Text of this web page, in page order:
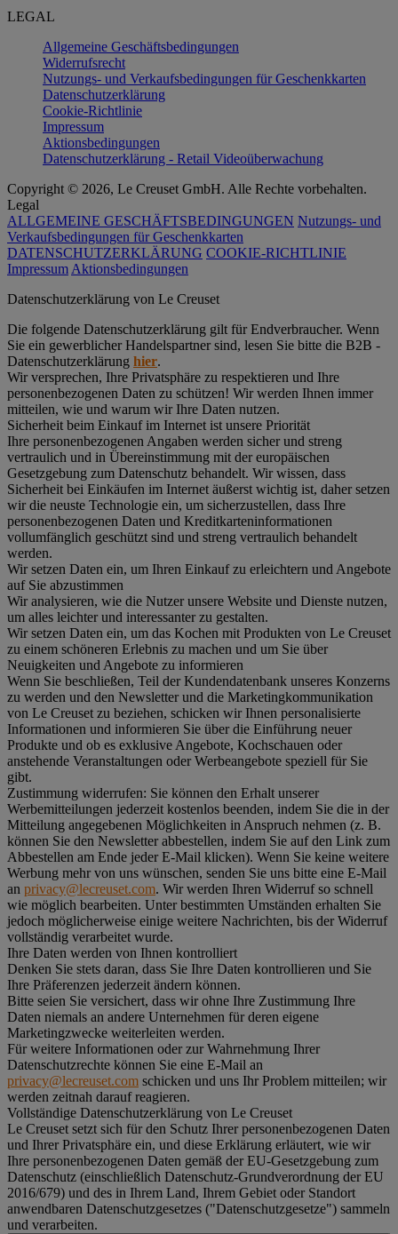
LEGAL
Allgemeine Geschäftsbedingungen
Widerrufsrecht
Nutzungs- und Verkaufsbedingungen für Geschenkkarten
Datenschutzerklärung
Cookie-Richtlinie
Impressum
Aktionsbedingungen
Datenschutzerklärung - Retail Videoüberwachung
Copyright © 2026, Le Creuset GmbH. Alle Rechte vorbehalten.
Legal
ALLGEMEINE GESCHÄFTSBEDINGUNGEN Nutzungs- und
Verkaufsbedingungen für Geschenkkarten
DATENSCHUTZERKLÄRUNG COOKIE-RICHTLINIE
Impressum Aktionsbedingungen
Datenschutz­erklärung von Le Creuset
Die folgende Datenschutzerklärung gilt für Endverbraucher. Wenn
Sie ein gewerblicher Handelspartner sind, lesen Sie bitte die B2B -
Datenschutzerklärung hier.
Wir versprechen, Ihre Privatsphäre zu respektieren und Ihre
personenbezogenen Daten zu schützen! Wir werden Ihnen immer
mitteilen, wie und warum wir Ihre Daten nutzen.
Sicherheit beim Einkauf im Internet ist unsere Priorität
Ihre personenbezogenen Angaben werden sicher und streng
vertraulich und in Übereinstimmung mit der europäischen
Gesetzgebung zum Datenschutz behandelt. Wir wissen, dass
Sicherheit bei Einkäufen im Internet äußerst wichtig ist, daher setzen
wir die neuste Technologie ein, um sicherzustellen, dass Ihre
personenbezogenen Daten und Kreditkarteninformationen
vollumfänglich geschützt sind und streng vertraulich behandelt
werden.
Wir setzen Daten ein, um Ihren Einkauf zu erleichtern und Angebote
auf Sie abzustimmen
Wir analysieren, wie die Nutzer unsere Website und Dienste nutzen,
um alles leichter und interessanter zu gestalten.
Wir setzen Daten ein, um das Kochen mit Produkten von Le Creuset
zu einem schöneren Erlebnis zu machen und um Sie über
Neuigkeiten und Angebote zu informieren
Wenn Sie beschließen, Teil der Kundendatenbank unseres Konzerns
zu werden und den Newsletter und die Marketingkommunikation
von Le Creuset zu beziehen, schicken wir Ihnen personalisierte
Informationen und informieren Sie über die Einführung neuer
Produkte und ob es exklusive Angebote, Kochschauen oder
anstehende Veranstaltungen oder Werbeangebote speziell für Sie
gibt.
Zustimmung widerrufen: Sie können den Erhalt unserer
Werbemitteilungen jederzeit kostenlos beenden, indem Sie die in der
Mitteilung angegebenen Möglichkeiten in Anspruch nehmen (z. B.
können Sie den Newsletter abbestellen, indem Sie auf den Link zum
Abbestellen am Ende jeder E-Mail klicken). Wenn Sie keine weitere
Werbung mehr von uns wünschen, senden Sie uns bitte eine E-Mail
an privacy@lecreuset.com. Wir werden Ihren Widerruf so schnell
wie möglich bearbeiten. Unter bestimmten Umständen erhalten Sie
jedoch möglicherweise einige weitere Nachrichten, bis der Widerruf
vollständig verarbeitet wurde.
Ihre Daten werden von Ihnen kontrolliert
Denken Sie stets daran, dass Sie Ihre Daten kontrollieren und Sie
Ihre Präferenzen jederzeit ändern können.
Bitte seien Sie versichert, dass wir ohne Ihre Zustimmung Ihre
Daten niemals an andere Unternehmen für deren eigene
Marketingzwecke weiterleiten werden.
Für weitere Informationen oder zur Wahrnehmung Ihrer
Datenschutzrechte können Sie eine E-Mail an
privacy@lecreuset.com schicken und uns Ihr Problem mitteilen; wir
werden zeitnah darauf reagieren.
Vollständige Datenschutzerklärung von Le Creuset
Le Creuset setzt sich für den Schutz Ihrer personenbezogenen Daten
und Ihrer Privatsphäre ein, und diese Erklärung erläutert, wie wir
Ihre personenbezogenen Daten gemäß der EU-Gesetzgebung zum
Datenschutz (einschließlich Datenschutz-Grundverordnung der EU
2016/679) und des in Ihrem Land, Ihrem Gebiet oder Standort
anwendbaren Datenschutzgesetzes ("Datenschutzgesetze") sammeln
und verarbeiten.